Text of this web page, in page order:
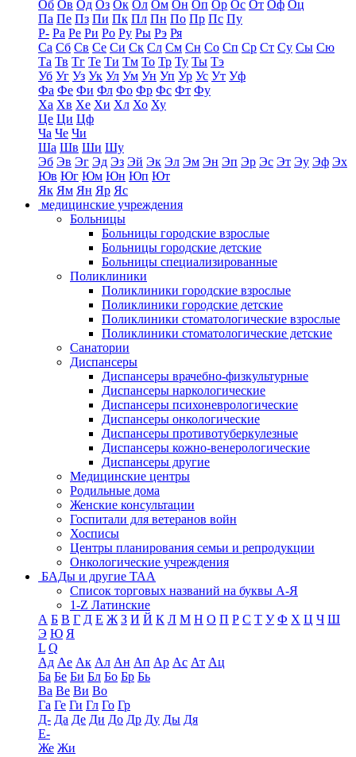
Об Ов Од Оз Ок Ол Ом Он Оп Ор Ос От Оф Оц
Па Пе Пз Пи Пк Пл Пн По Пр Пс Пу
Р- Ра Ре Ри Ро Ру Ры Рэ Ря
Са Сб Св Се Си Ск Сл См Сн Со Сп Ср Ст Су Сы Сю
Та Тв Тг Те Ти Тм То Тр Ту Ты Тэ
Уб Уг Уз Ук Ул Ум Ун Уп Ур Ус Ут Уф
Фа Фе Фи Фл Фо Фр Фс Фт Фу
Ха Хв Хе Хи Хл Хо Ху
Це Ци Цф
Ча Че Чи
Ша Шв Ши Шу
Эб Эв Эг Эд Эз Эй Эк Эл Эм Эн Эп Эр Эс Эт Эу Эф Эх
Юв Юг Юм Юн Юп Ют
Як Ям Ян Яр Яс
медицинские учреждения
Больницы
Больницы городские взрослые
Больницы городские детские
Больницы специализированные
Поликлиники
Поликлиники городские взрослые
Поликлиники городские детские
Поликлиники стоматологические взрослые
Поликлиники стоматологические детские
Санатории
Диспансеры
Диспансеры врачебно-физкультурные
Диспансеры наркологические
Диспансеры психоневрологические
Диспансеры онкологические
Диспансеры противотуберкулезные
Диспансеры кожно-венерологические
Диспансеры другие
Медицинские центры
Родильные дома
Женские консультации
Госпитали для ветеранов войн
Хосписы
Центры планирования семьи и репродукции
Онкологические учреждения
БАДы и другие ТАА
Список торговых названий на буквы А-Я
1-Z Латинские
А Б В Г Д Е Ж З И Й К Л М Н О П Р С Т У Ф Х Ц Ч Ш
Э Ю Я
L Q
Ад Ае Ак Ал Ан Ап Ар Ас Ат Ац
Ба Бе Би Бл Бо Бр Бь
Ва Ве Ви Во
Га Ге Ги Гл Го Гр
Д- Да Де Ди До Др Ду Ды Дя
Е-
Же Жи